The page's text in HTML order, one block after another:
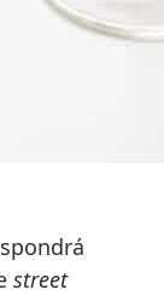
street